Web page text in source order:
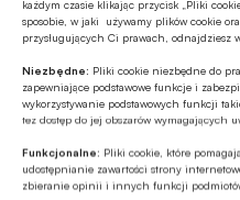
każdym czasie klikając przycisk „Pliki
sposobie, w jaki używamy plików cookie
przysługujących Ci prawach, odnajdziesz
Niezbędne: Pliki cookie niezbędne do
zapewniające podstawowe funkcje i
wykorzystywanie podstawowych funkcji
tez dostęp do jej obszarów wymagających
Funkcjonalne: Pliki cookie, które
udostępnianie zawartości strony
zbieranie opinii i innych funkcji
instytucjonalnym, którzy
z jednoosobowej
zielone produkty (kredyt
„Eko Inwestycja”,
warunkach można
pojętej zielonej